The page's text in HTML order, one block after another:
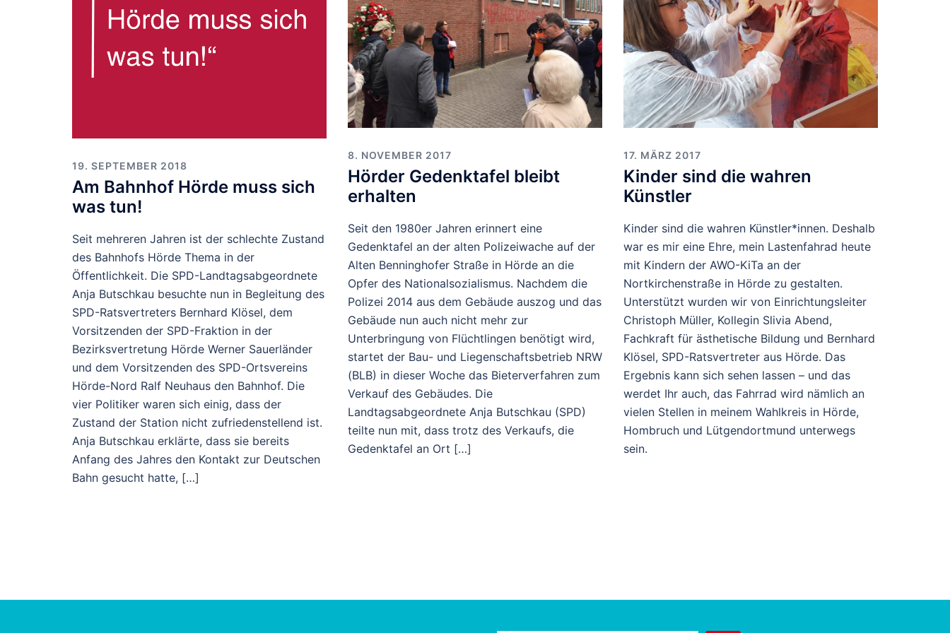
19. SEPTEMBER 2018
Am Bahnhof Hörde muss sich
was tun!
Seit mehreren Jahren ist der schlechte Zustand
des Bahnhofs Hörde Thema in der
Öffentlichkeit. Die SPD-Landtagsabgeordnete
Anja Butschkau besuchte nun in Begleitung des
SPD-Ratsvertreters Bernhard Klösel, dem
Vorsitzenden der SPD-Fraktion in der
Bezirksvertretung Hörde Werner Sauerländer
und dem Vorsitzenden des SPD-Ortsvereins
Hörde-Nord Ralf Neuhaus den Bahnhof. Die
vier Politiker waren sich einig, dass der
Zustand der Station nicht zufriedenstellend ist.
Anja Butschkau erklärte, dass sie bereits
Anfang des Jahres den Kontakt zur Deutschen
Bahn gesucht hatte, […]
8. NOVEMBER 2017
Hörder Gedenktafel bleibt
erhalten
Seit den 1980er Jahren erinnert eine
Gedenktafel an der alten Polizeiwache auf der
Alten Benninghofer Straße in Hörde an die
Opfer des Nationalsozialismus. Nachdem die
Polizei 2014 aus dem Gebäude auszog und das
Gebäude nun auch nicht mehr zur
Unterbringung von Flüchtlingen benötigt wird,
startet der Bau- und Liegenschaftsbetrieb NRW
(BLB) in dieser Woche das Bieterverfahren zum
Verkauf des Gebäudes. Die
Landtagsabgeordnete Anja Butschkau (SPD)
teilte nun mit, dass trotz des Verkaufs, die
Gedenktafel an Ort […]
17. MÄRZ 2017
Kinder sind die wahren
Künstler
Kinder sind die wahren Künstler*innen. Deshalb
war es mir eine Ehre, mein Lastenfahrad heute
mit Kindern der AWO-KiTa an der
Nortkirchenstraße in Hörde zu gestalten.
Unterstützt wurden wir von Einrichtungsleiter
Christoph Müller, Kollegin Slivia Abend,
Fachkraft für ästhetische Bildung und Bernhard
Klösel, SPD-Ratsvertreter aus Hörde. Das
Ergebnis kann sich sehen lassen – und das
werdet Ihr auch, das Fahrrad wird nämlich an
vielen Stellen in meinem Wahlkreis in Hörde,
Hombruch und Lütgendortmund unterwegs
sein.